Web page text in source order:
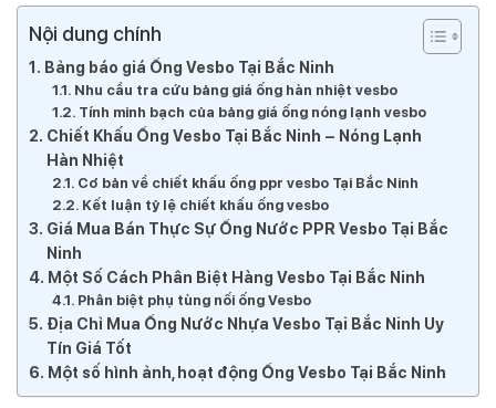
Nội dung chính
Bảng báo giá Ống Vesbo Tại Bắc Ninh
Nhu cầu tra cứu bảng giá ống hàn nhiệt vesbo
Tính minh bạch của bảng giá ống nóng lạnh vesbo
Chiết Khấu Ống Vesbo Tại Bắc Ninh – Nóng Lạnh
Hàn Nhiệt
Cơ bản về chiết khấu ống ppr vesbo Tại Bắc Ninh
Kết luận tỷ lệ chiết khấu ống vesbo
Giá Mua Bán Thực Sự Ống Nước PPR Vesbo Tại Bắc
Ninh
Một Số Cách Phân Biệt Hàng Vesbo Tại Bắc Ninh
Phân biệt phụ tùng nối ống Vesbo
Địa Chỉ Mua Ống Nước Nhựa Vesbo Tại Bắc Ninh Uy
Tín Giá Tốt
Một số hình ảnh, hoạt động Ống Vesbo Tại Bắc Ninh